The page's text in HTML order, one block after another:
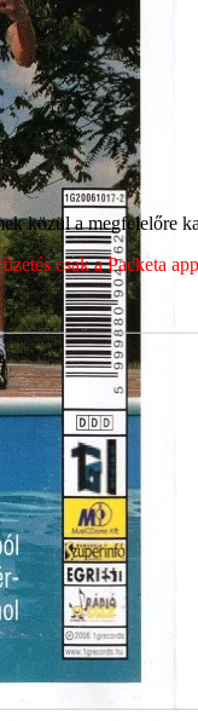
közül a megfelelőre
csak a Packeta